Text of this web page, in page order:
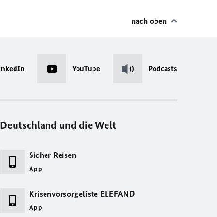
nach oben
YouTube Podcasts
Deutschland und die Welt
Sicher Reisen
App
Krisenvorsorgeliste ELEFAND
App